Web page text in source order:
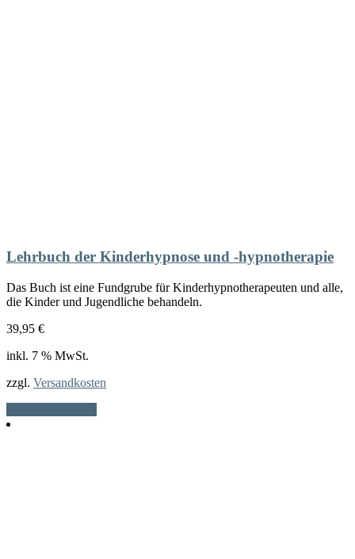
Lehrbuch der Kinderhypnose und -hypnotherapie
Das Buch ist eine Fundgrube für Kinderhypnotherapeuten und alle,
die Kinder und Jugendliche behandeln.
39,95 €
inkl. 7 % MwSt.
zzgl. Versandkosten